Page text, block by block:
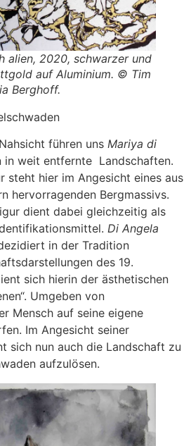
alien, 2020, schwarzer und
auf Aluminium. © Tim
Berghoff.
führen uns Mariya di
in weit entfernte Landschaften.
steht hier im Angesicht eines aus
hervorragenden Bergmassivs.
dient dabei gleichzeitig als
Di Angela
in der Tradition
des 19.
sich hierin der ästhetischen
Umgeben von
Mensch auf seine eigene
Im Angesicht seiner
sich nun auch die Landschaft zu
aufzulösen.